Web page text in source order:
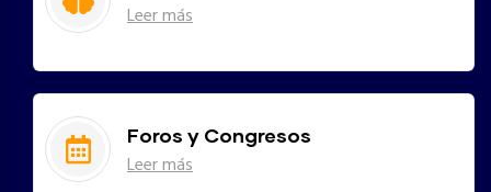
Leer más
Foros y Congresos
Leer más